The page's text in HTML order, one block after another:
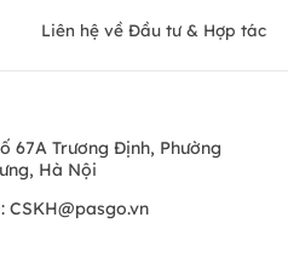
Liên hệ về Đầu tư & Hợp tác
67A Trương Định, Phường
Hà Nội
CSKH@pasgo.vn